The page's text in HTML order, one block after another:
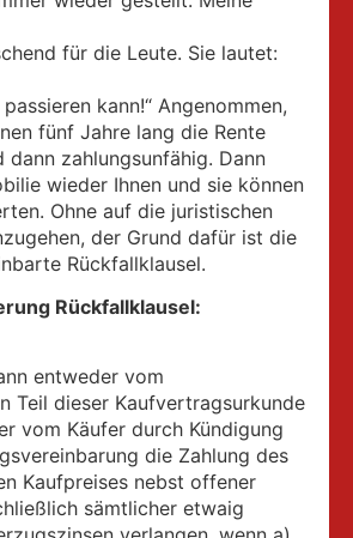
für die Leute. Sie lautet:
kann!“ Angenommen,
fünf Jahre lang die Rente
zahlungsunfähig. Dann
wieder Ihnen und sie können
Ohne auf die juristischen
der Grund dafür ist die
Rückfallklausel.
Rückfallklausel:
entweder vom
Teil dieser Kaufvertragsurkunde
vom Käufer durch Kündigung
die Zahlung des
Kaufpreises nebst offener
sämtlicher etwaig